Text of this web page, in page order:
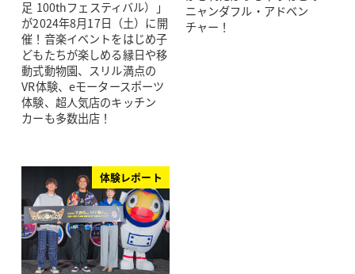
足 100thフェスティバル）」
が2024年8月17日（土）に開
催！音楽イベントをはじめ子
どもたちが楽しめる縁日や移
動式動物園、スリル満点の
VR体験、eモータースポーツ
体験、超人気店のキッチン
カーも多数出店！
ニャンダフル・アドベン
チャー！
体験レポート